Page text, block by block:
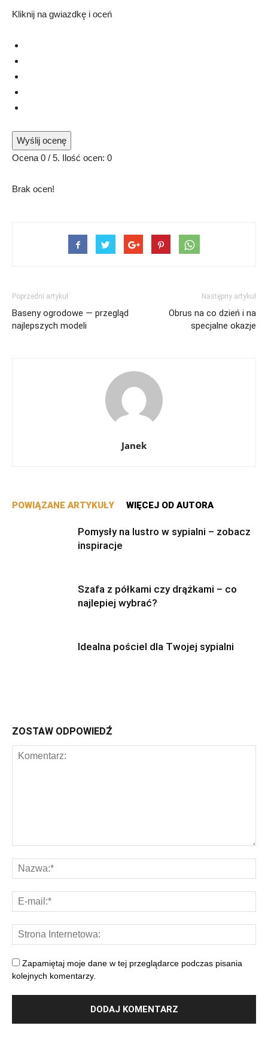
Kliknij na gwiazdkę i oceń
Wyślij ocenę
Ocena 0 / 5. Ilość ocen: 0
Brak ocen!
Poprzedni artykuł
Baseny ogrodowe — przegląd
najlepszych modeli
Następny artykuł
Obrus na co dzień i na
specjalne okazje
Janek
POWIĄZANE ARTYKUŁY WIĘCEJ OD AUTORA
Pomysły na lustro w sypialni – zobacz
inspiracje
Szafa z półkami czy drążkami – co
najlepiej wybrać?
Idealna pościel dla Twojej sypialni
ZOSTAW ODPOWIEDŹ
Zapamiętaj moje dane w tej przeglądarce podczas pisania
kolejnych komentarzy.